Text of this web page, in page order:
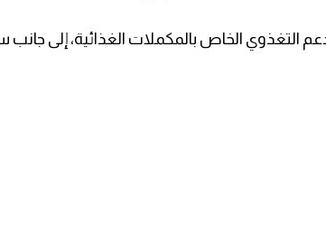
التغذوي الخاص بالمكملات الغذائية، إلى جانب